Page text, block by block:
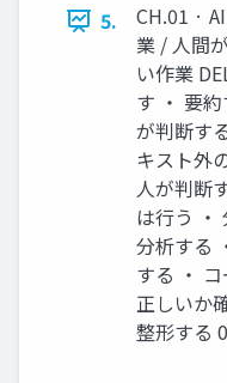
5.
CH.01 ·
業 / 人間
い作業
す ・ 要
が判断す
キスト外
人が判断
は行う ・
分析する
する ・
正しいか
整形する